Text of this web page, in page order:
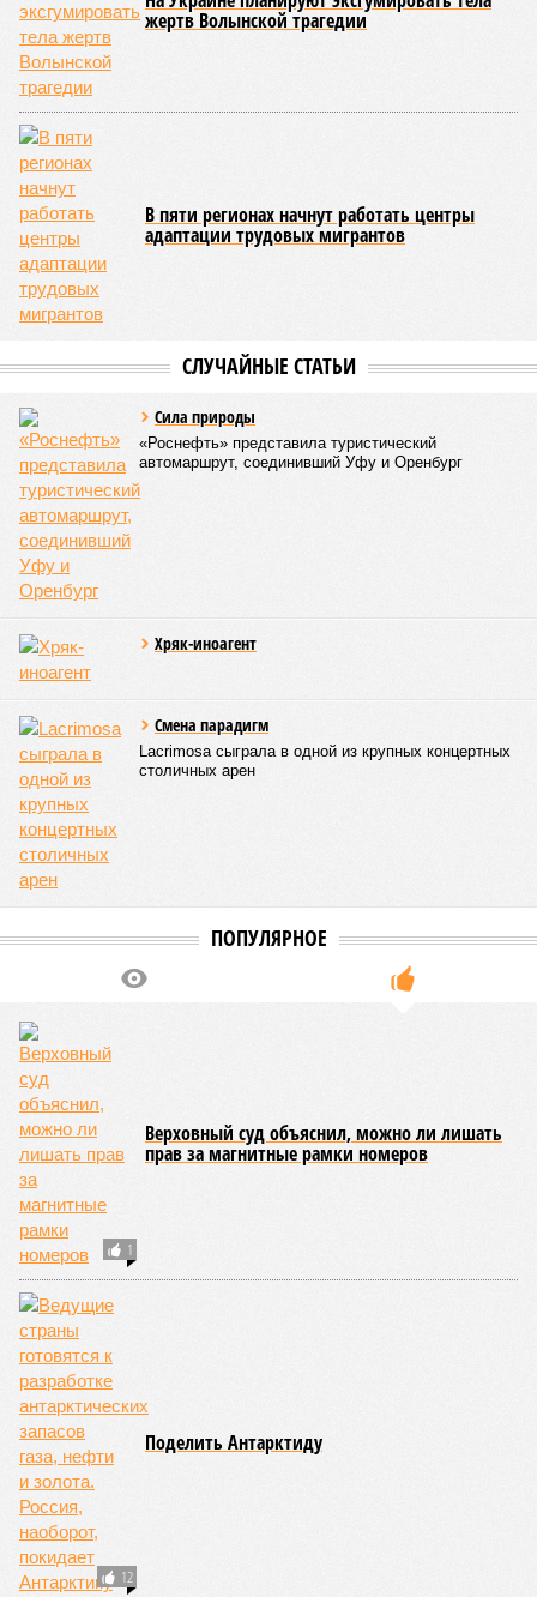
то по «Станции Л» подобной публичной отчётности
дольщики не видят. Ни Capital Group, ни кураторы
строительства не подтверждают ни соблюдения графика
строительства, ни объёма фактически выполненных работ.
Напрашивается закономерный вопрос: если
декларируемая «Capital Group модель (достраивать
проблемные объекты SSD») сработала на
Лосиноостровской, почему она не масштабируется на
Люблино? И означает ли отсутствие техники на площадке,
что в реальности подрядчик по «Станции Л» ещё даже не
определён?
2025–2026 годах, похоже, не изменили ситуацию.
последние месяцы в личном общении нам перестали
называть даже ориентировочные сроки» , – рассказывают
расстроенные дольщики.
Казалось бы, формально ответственность по
достраиванию объекта распределена. Seven Suns
Development – банкрот, часть его структур признана
несостоятельной ещё в 2024 году, бенефициар компании
находится под следствием по ст. 200.3 УК РФ. Достройку
проблемных объектов группы – «Станции Л», «Сказочного
леса» и «В стремлении к свету», согласно информации на
трёх объектов уже сданы или близки к сдаче. Третий –
«Станция Л», крупнейший по числу пострадавших
остаётся стройплощадкой без стройки. Возникает вопрос:
распространяется ли договорённость 2024 года на
«Станцию Л» в полном объёме или приоритет отдан
объектам мешей сложности и меньшего масштаба?
Источник: https://avaho.ru/novostroyka/moskva/uvao/lyublino/svetlyy-mir-
Если да, то на каком основании декларируются конкретные
даты сдачи жилого комплекса (декабрь 2026 – март 2028),
если фаза активных строительных работ, если судить по
отсутствию техники на площадке, ещё не началась? При
фигурировать
профильных порталах.
Для почти четырёх тысяч будущих собственников квартир
время давно измеряется не календарём, а очередными
переносами ожиданий. И пока на профильных порталах
продолжают указывать даты сдачи, главным индикатором
остается сама стройка. Если на ней по-прежнему не видно
признаков масштабных работ, то неизбежно возникает
вопрос: не превращаются ли сроки ввода в декларацию,
которая все больше расходится с реальным положением
дел? Именно на этот вопрос сегодня больше всего ждут
ответа дольщики ЖК «Станция Л».
Украинскому
кандидату в
конгресс США
запретили
приходить на пляж
после драки